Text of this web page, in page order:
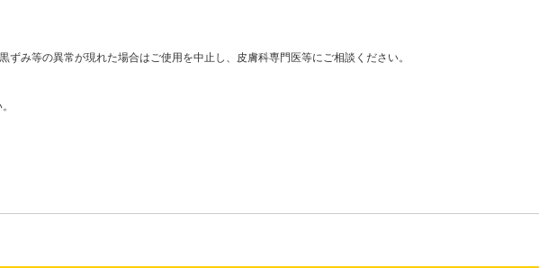
み等の異常が現れた場合はご使用を中止し、皮膚科専門医等にご相談ください。